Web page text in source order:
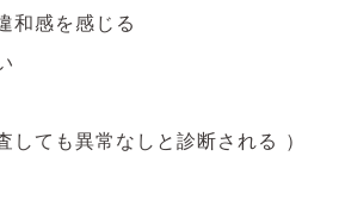
和感を感じる
しても異常なしと診断される ）